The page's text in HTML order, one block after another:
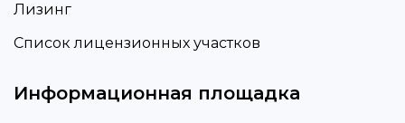
Лизинг
Список лицензионных участков
Информационная площадка